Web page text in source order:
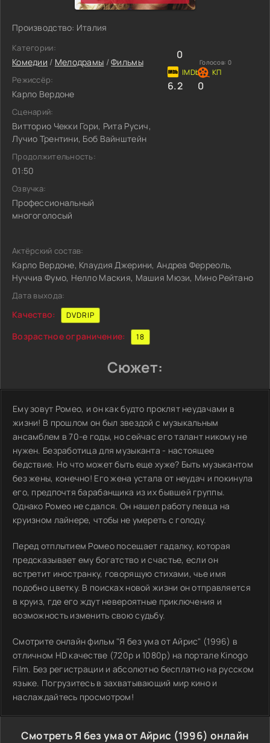
Производство: Италия
Категории:
Комедии / Мелодрамы /Фильмы
Режиссёр:
Карло Вердоне
Сценарий:
Витторио Чекки Гори, Рита Русич,
Лучио Трентини, Боб Вайнштейн
Продолжительность:
01:50
Озвучка:
Профессиональный
многоголосый
0
Голосов: 0
6.2 0
Актёрский состав:
Карло Вердоне, Клаудия Джерини, Андреа Ферреоль,
Нуччиа Фумо, Нелло Маския, Машия Мюзи, Мино Рейтано
Дата выхода:
Качество: DVDRIP
Возрастное ограничение: 18
Сюжет:
Ему зовут Ромео, и он как будто проклят неудачами в
жизни! В прошлом он был звездой с музыкальным
ансамблем в 70-е годы, но сейчас его талант никому не
нужен. Безработица для музыканта - настоящее
бедствие. Но что может быть еще хуже? Быть музыкантом
без жены, конечно! Его жена устала от неудач и покинула
его, предпочтя барабанщика из их бывшей группы.
Однако Ромео не сдался. Он нашел работу певца на
круизном лайнере, чтобы не умереть с голоду.
Перед отплытием Ромео посещает гадалку, которая
предсказывает ему богатство и счастье, если он
встретит иностранку, говорящую стихами, чье имя
подобно цветку. В поисках новой жизни он отправляется
в круиз, где его ждут невероятные приключения и
возможность изменить свою судьбу.
Смотрите онлайн фильм "Я без ума от Айрис" (1996) в
отличном HD качестве (720p и 1080p) на портале Kinogo
Film. Без регистрации и абсолютно бесплатно на русском
языке. Погрузитесь в захватывающий мир кино и
наслаждайтесь просмотром!
Смотреть Я без ума от Айрис (1996) онлайн